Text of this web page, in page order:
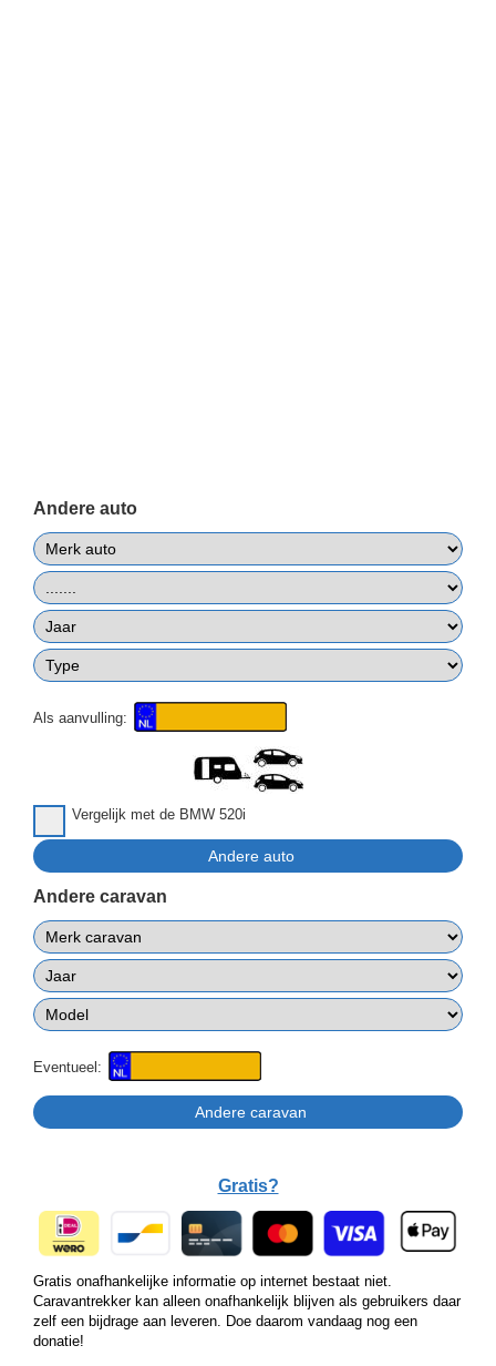
Andere auto
Als aanvulling:
Vergelijk met de BMW 520i
Andere caravan
Eventueel:
Gratis?
Gratis onafhankelijke informatie op internet bestaat niet.
Caravantrekker kan alleen onafhankelijk blijven als gebruikers daar
zelf een bijdrage aan leveren. Doe daarom vandaag nog een
donatie!